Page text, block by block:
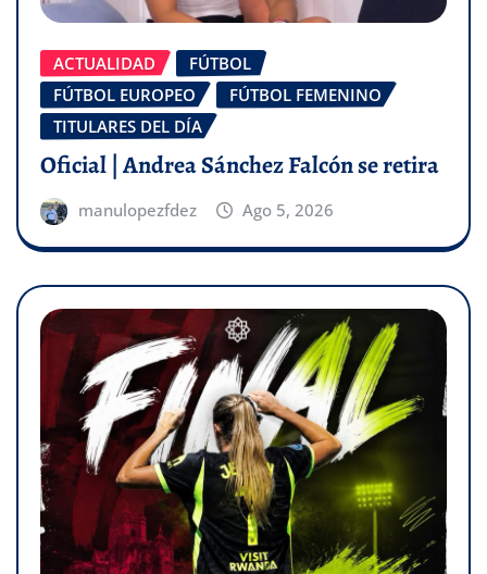
ACTUALIDAD
FÚTBOL
FÚTBOL EUROPEO
FÚTBOL FEMENINO
TITULARES DEL DÍA
Oficial | Andrea Sánchez Falcón se retira
manulopezfdez Ago 5, 2026